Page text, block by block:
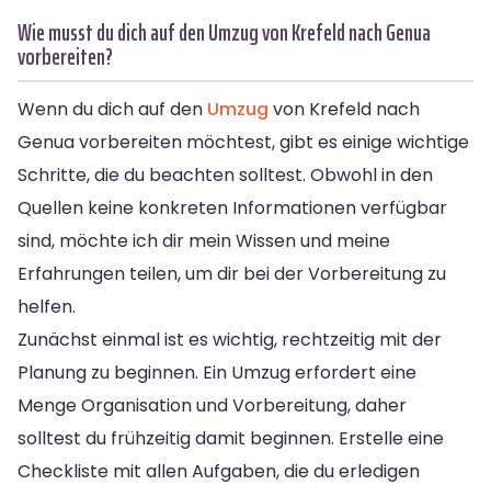
Wie musst du dich auf den Umzug von Krefeld nach Genua
vorbereiten?
Wenn du dich auf den Umzug von Krefeld nach
Genua vorbereiten möchtest, gibt es einige wichtige
Schritte, die du beachten solltest. Obwohl in den
Quellen keine konkreten Informationen verfügbar
sind, möchte ich dir mein Wissen und meine
Erfahrungen teilen, um dir bei der Vorbereitung zu
helfen.
Zunächst einmal ist es wichtig, rechtzeitig mit der
Planung zu beginnen. Ein Umzug erfordert eine
Menge Organisation und Vorbereitung, daher
solltest du frühzeitig damit beginnen. Erstelle eine
Checkliste mit allen Aufgaben, die du erledigen